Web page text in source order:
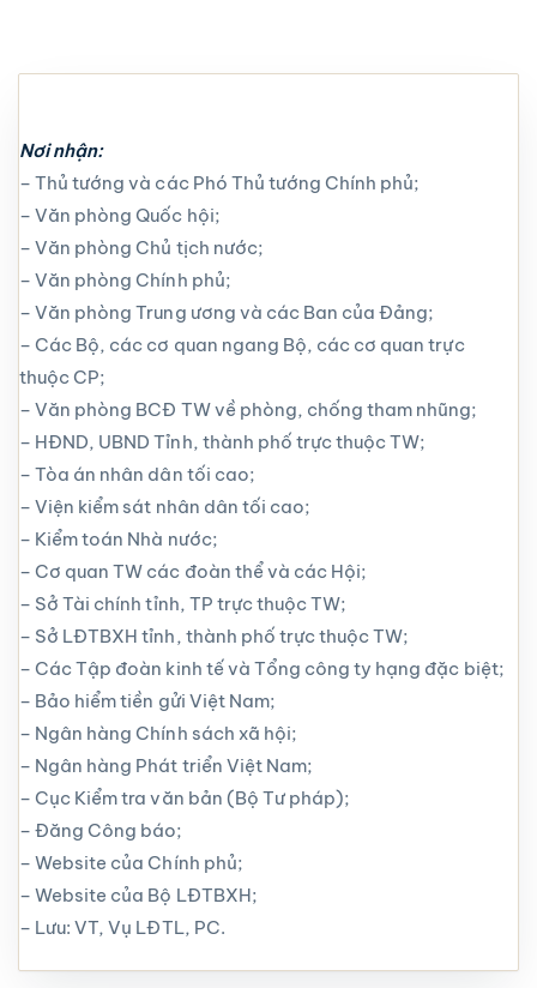
Nơi nhận:
– Thủ tướng và các Phó Thủ tướng Chính phủ;
– Văn phòng Quốc hội;
– Văn phòng Chủ tịch nước;
– Văn phòng Chính phủ;
– Văn phòng Trung ương và các Ban của Đảng;
– Các Bộ, các cơ quan ngang Bộ, các cơ quan trực
thuộc CP;
– Văn phòng BCĐ TW về phòng, chống tham nhũng;
– HĐND, UBND Tỉnh, thành phố trực thuộc TW;
– Tòa án nhân dân tối cao;
– Viện kiểm sát nhân dân tối cao;
– Kiểm toán Nhà nước;
– Cơ quan TW các đoàn thể và các Hội;
– Sở Tài chính tỉnh, TP trực thuộc TW;
– Sở LĐTBXH tỉnh, thành phố trực thuộc TW;
– Các Tập đoàn kinh tế và Tổng công ty hạng đặc biệt;
– Bảo hiểm tiền gửi Việt Nam;
– Ngân hàng Chính sách xã hội;
– Ngân hàng Phát triển Việt Nam;
– Cục Kiểm tra văn bản (Bộ Tư pháp);
– Đăng Công báo;
– Website của Chính phủ;
– Website của Bộ LĐTBXH;
– Lưu: VT, Vụ LĐTL, PC.